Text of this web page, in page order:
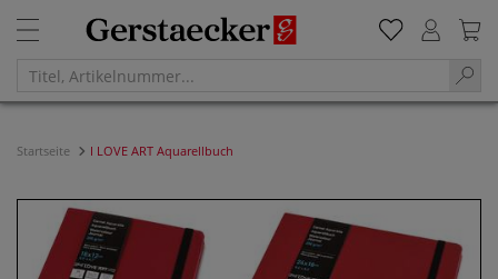
Startseite I LOVE ART Aquarellbuch